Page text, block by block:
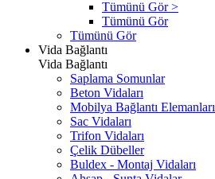
Tümünü Gör >
Tümünü Gör
Tümünü Gör
Vida Bağlantı
Vida Bağlantı
Saplama Somunlar
Beton Vidaları
Mobilya Bağlantı Elemanları
Sac Vidaları
Trifon Vidaları
Çelik Dübeller
Buldex - Montaj Vidaları